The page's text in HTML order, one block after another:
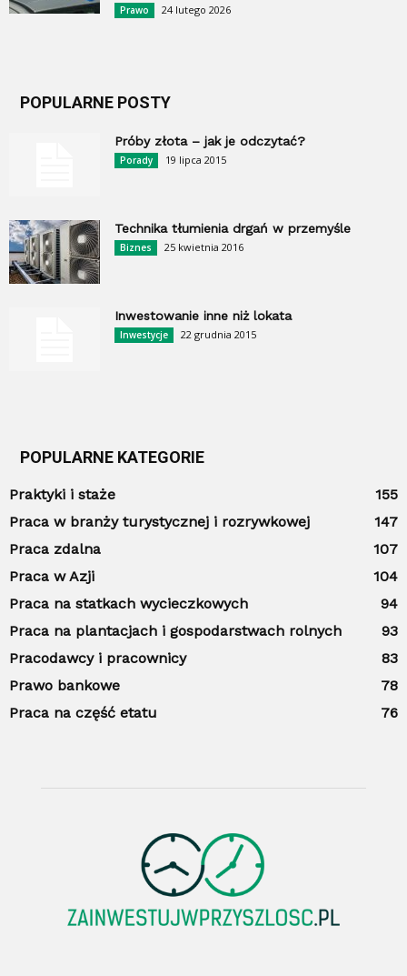
Prawo 24 lutego 2026
POPULARNE POSTY
Próby złota – jak je odczytać?
Porady 19 lipca 2015
Technika tłumienia drgań w przemyśle
Biznes 25 kwietnia 2016
Inwestowanie inne niż lokata
Inwestycje 22 grudnia 2015
POPULARNE KATEGORIE
Praktyki i staże
155
Praca w branży turystycznej i rozrywkowej
147
Praca zdalna
107
Praca w Azji
104
Praca na statkach wycieczkowych
94
Praca na plantacjach i gospodarstwach rolnych
93
Pracodawcy i pracownicy
83
Prawo bankowe
78
Praca na część etatu
76